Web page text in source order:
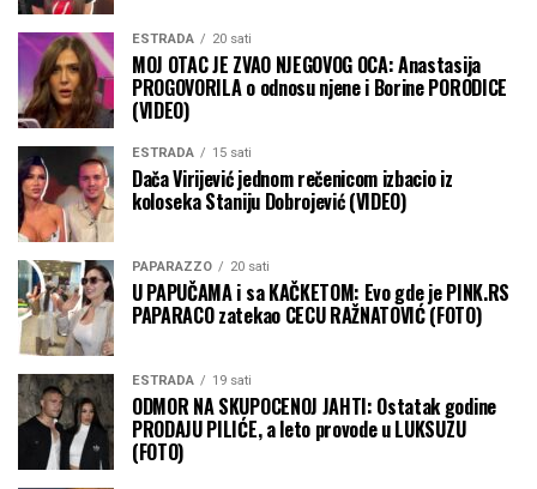
ESTRADA 20 sati
MOJ OTAC JE ZVAO NJEGOVOG OCA: Anastasija
PROGOVORILA o odnosu njene i Borine PORODICE
(VIDEO)
ESTRADA 15 sati
Dača Virijević jednom rečenicom izbacio iz
koloseka Staniju Dobrojević (VIDEO)
PAPARAZZO 20 sati
U PAPUČAMA i sa KAČKETOM: Evo gde je PINK.RS
PAPARACO zatekao CECU RAŽNATOVIĆ (FOTO)
ESTRADA 19 sati
ODMOR NA SKUPOCENOJ JAHTI: Ostatak godine
PRODAJU PILIĆE, a leto provode u LUKSUZU
(FOTO)